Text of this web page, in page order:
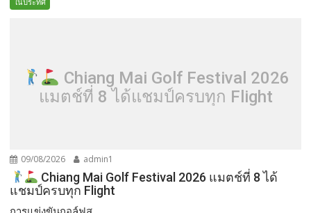
Chiang Mai Golf Festival 2026
แมตช์ที่ 8 ได้แชมป์ครบทุก Flight
09/08/2026 admin1
Chiang Mai Golf Festival 2026 แมตช์ที่ 8 ได้
แชมป์ครบทุก Flight